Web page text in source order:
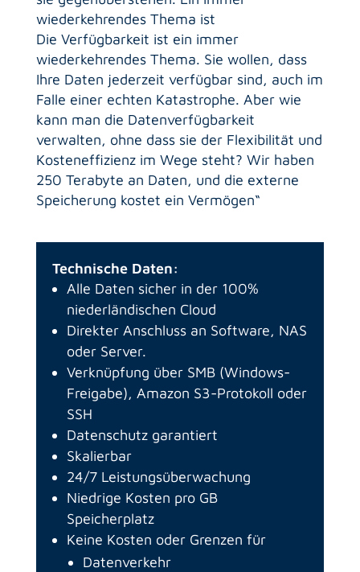
wiederkehrendes Thema ist
Die Verfügbarkeit ist ein immer
wiederkehrendes Thema. Sie wollen, dass
Ihre Daten jederzeit verfügbar sind, auch im
Falle einer echten Katastrophe. Aber wie
kann man die Datenverfügbarkeit
verwalten, ohne dass sie der Flexibilität und
Kosteneffizienz im Wege steht? Wir haben
250 Terabyte an Daten, und die externe
Speicherung kostet ein Vermögen“
Technische Daten:
Alle Daten sicher in der 100%
niederländischen Cloud
Direkter Anschluss an Software, NAS
oder Server.
Verknüpfung über SMB (Windows-
Freigabe), Amazon S3-Protokoll oder
SSH
Datenschutz garantiert
Skalierbar
24/7 Leistungsüberwachung
Niedrige Kosten pro GB
Speicherplatz
Keine Kosten oder Grenzen für
Datenverkehr